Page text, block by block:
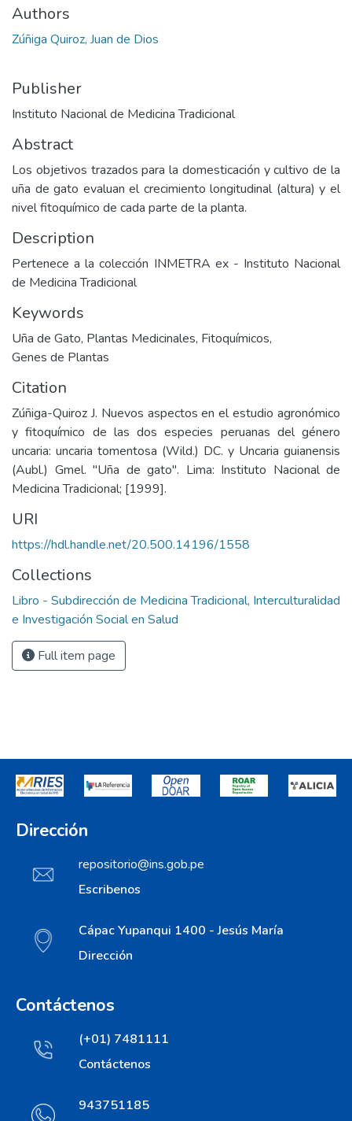
Authors
Zúñiga Quiroz, Juan de Dios
Publisher
Instituto Nacional de Medicina Tradicional
Abstract
Los objetivos trazados para la domesticación y cultivo de la
uña de gato evaluan el crecimiento longitudinal (altura) y el
nivel fitoquímico de cada parte de la planta.
Description
Pertenece a la colección INMETRA ex - Instituto Nacional
de Medicina Tradicional
Keywords
Uña de Gato, Plantas Medicinales, Fitoquímicos,
Genes de Plantas
Citation
Zúñiga-Quiroz J. Nuevos aspectos en el estudio agronómico
y fitoquímico de las dos especies peruanas del género
uncaria: uncaria tomentosa (Wild.) DC. y Uncaria guianensis
(Aubl.) Gmel. "Uña de gato". Lima: Instituto Nacional de
Medicina Tradicional; [1999].
URI
https://hdl.handle.net/20.500.14196/1558
Collections
Libro - Subdirección de Medicina Tradicional, Interculturalidad
e Investigación Social en Salud
Full item page
Dirección
repositorio@ins.gob.pe
Escribenos
Cápac Yupanqui 1400 - Jesús María
Dirección
Contáctenos
(+01) 7481111
Contáctenos
943751185